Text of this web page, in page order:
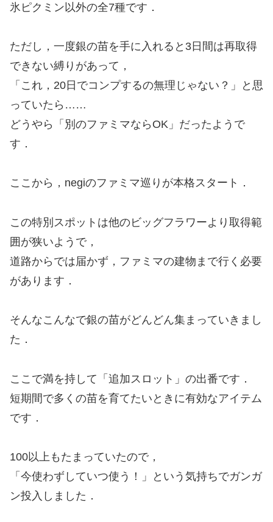
氷ピクミン以外の全7種です．
ただし，一度銀の苗を手に入れると3日間は再取得
できない縛りがあって，
「これ，20日でコンプするの無理じゃない？」と思
っていたら……
どうやら「別のファミマならOK」だったようで
す．
ここから，negiのファミマ巡りが本格スタート．
この特別スポットは他のビッグフラワーより取得範
囲が狭いようで，
道路からでは届かず，ファミマの建物まで行く必要
があります．
そんなこんなで銀の苗がどんどん集まっていきまし
た．
ここで満を持して「追加スロット」の出番です．
短期間で多くの苗を育てたいときに有効なアイテム
です．
100以上もたまっていたので，
「今使わずしていつ使う！」という気持ちでガンガ
ン投入しました．